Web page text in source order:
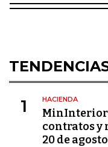
1 HACIENDA
MinInterior
contratos y
20 de agosto